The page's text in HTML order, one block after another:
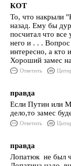
КОТ
То, что накрыли
назад. Ему бы
посчитал что все
него и . . .
интересно, а кто
Хороший замес
Ответить
правда
Если Путин или
дело,то замес
Ответить
правда
Лопатюк не был